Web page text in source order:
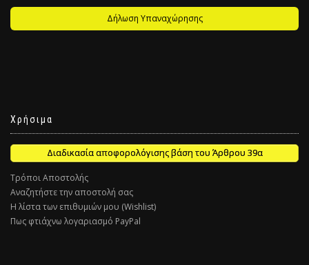
Δήλωση Υπαναχώρησης
Χρήσιμα
Διαδικασία αποφορολόγισης βάση του Άρθρου 39α
Τρόποι Αποστολής
Αναζητήστε την αποστολή σας
Η λίστα των επιθυμιών μου (Wishlist)
Πως φτιάχνω λογαριασμό PayPal